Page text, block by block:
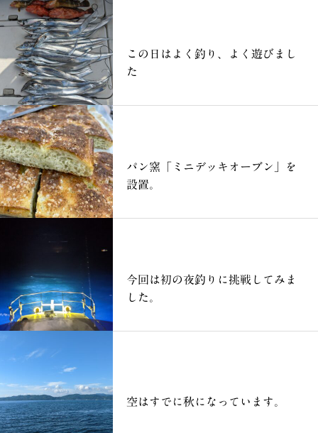
この日はよく釣り、よく遊びまし
た
パン窯「ミニデッキオーブン」を
設置。
今回は初の夜釣りに挑戦してみま
した。
空はすでに秋になっています。